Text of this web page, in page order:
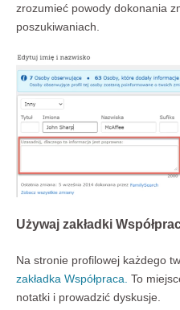
zrozumieć powody dokonania
poszukiwaniach.
Używaj zakładki
Na stronie profilowej każdego
zakładka Współpraca. To
notatki i prowadzić dyskusje.